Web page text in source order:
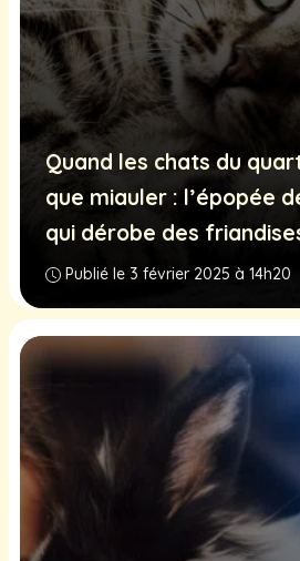
Quand les chats du
que miauler : l’épopée
qui dérobe des
Publié le 3 février 2025 à 14h20